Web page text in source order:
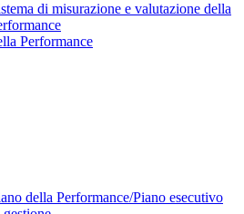
di misurazione e valutazione della
Performance
della Performance/Piano esecutivo